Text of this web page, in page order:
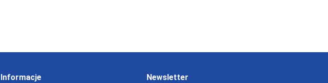
Informacje Newsletter